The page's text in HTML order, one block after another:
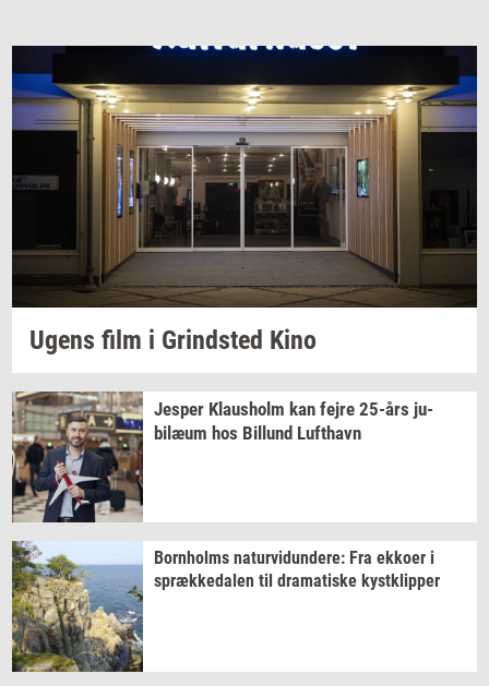
Ugens film i Grind­sted Kino
Jes­per Klaus­holm kan fejre 25-års ju­
bilæum hos Bil­lund Luft­havn
Born­holms na­tur­vi­dun­de­re: Fra ek­ko­er i
spræk­ke­da­len til dra­ma­ti­ske kyst­klip­per